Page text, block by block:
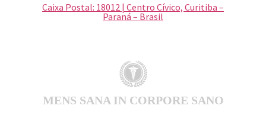
Caixa Postal: 18012 | Centro Cívico, Curitiba –
Paraná – Brasil
MENS SANA IN CORPORE SANO